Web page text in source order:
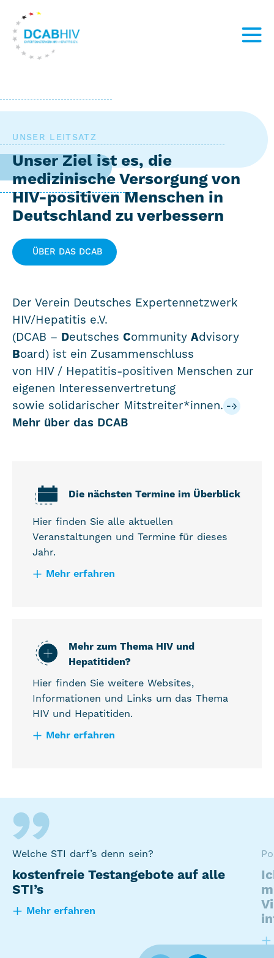
UNSER LEITSATZ
Unser Ziel ist es, die
medizinische Versorgung von
HIV-positiven Menschen in
Deutschland zu verbessern
ÜBER DAS DCAB
Der Verein Deutsches Expertennetzwerk
HIV/Hepatitis e.V.
(DCAB – DeutschesCommunityAdvisory
Board) ist ein Zusammenschluss
von HIV / Hepatitis-positiven Menschen zur
eigenen Interessenvertretung
sowie solidarischer Mitstreiter*innen.
Mehr über das DCAB
Die nächsten Termine im Überblick
Hier finden Sie alle aktuellen
Veranstaltungen und Termine für dieses
Jahr.
Mehr erfahren
Mehr zum Thema HIV und
Hepatitiden?
Hier finden Sie weitere Websites,
Informationen und Links um das Thema
HIV und Hepatitiden.
Mehr erfahren
Welche STI darf’s denn sein?
kostenfreie Testangebote auf alle
STI’s
Mehr erfahren